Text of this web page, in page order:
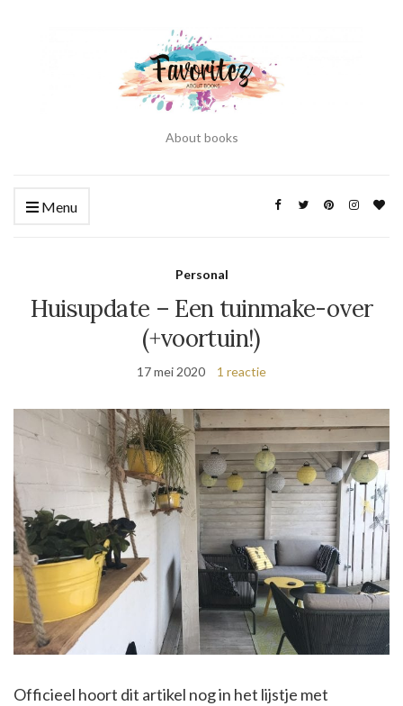
About books
Menu
Personal
Huisupdate – Een tuinmake-over
(+voortuin!)
17 mei 2020 1 reactie
Officieel hoort dit artikel nog in het lijstje met